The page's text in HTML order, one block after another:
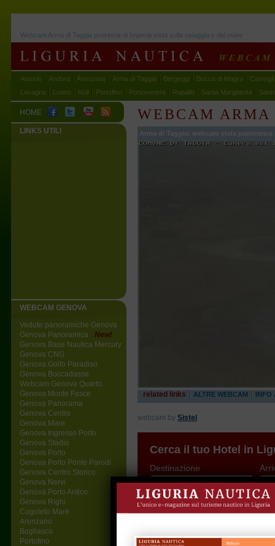
Webcam Arma di Taggia provincia di Imperia vista sulla spiaggia e del mare
Alassio Andora Arenzano Arma di Taggia Bergeggi Bocca di Magra
Camogli
Lavagna
Loano Noli Portofino Portovenere Rapallo Santa Margherita
HOME
LINKS UTILI
WEBCAM GENOVA
Vedute panoramiche Genova
Genova Panoramica - New!
Genova Base Nautica Mercury
Genova CNG
Genova Golfo Paradiso
Genova Boccadasse
Webcam Genova Quarto
Genova Monte Fasce
Genova Panorama
Genova Centro
Genova Mare
Genova Ingresso Porto
Genova Stadio
Genova Porto
Genova Porto Ponte Parodi
Genova Centro Storico
Genova Nervi
Genova Porto Antico
Genova Righi
Cogoleto Mare
Arenzano
Bogliasco
Portofino
Arma di Taggia: webcam vista panormica
WEBCAM
related links ALTRE WEBCAM INFO
webcam by Sistel
Cerca il tuo Hotel in
Destinazione